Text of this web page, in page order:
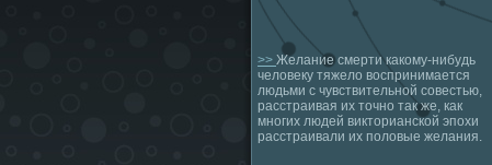
>> Желание смерти какому-нибудь
человеку тяжело воспринимается
людьми с чувствительной совестью,
расстраивая их точно так же, как
многих людей викторианской эпохи
расстраивали их половые желания.